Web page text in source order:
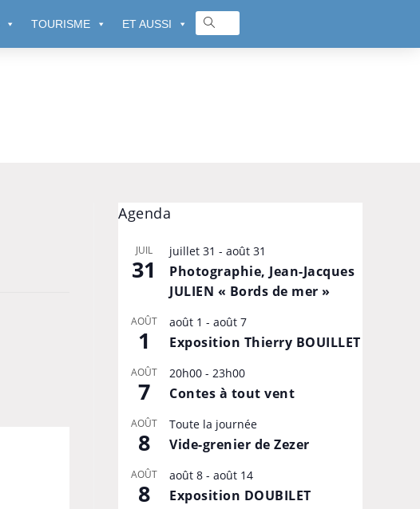
TOURISME ET AUSSI
Agenda
JUIL
31
juillet 31 - août 31
Photographie, Jean-Jacques
JULIEN « Bords de mer »
AOÛT
1
août 1 - août 7
Exposition Thierry BOUILLET
AOÛT
7
20h00 - 23h00
Contes à tout vent
AOÛT
8
Toute la journée
Vide-grenier de Zezer
AOÛT
8
août 8 - août 14
Exposition DOUBILET